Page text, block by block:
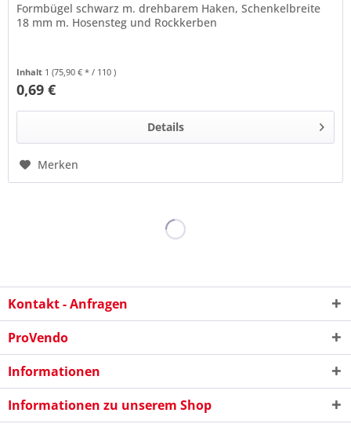
Formbügel schwarz m. drehbarem Haken, Schenkelbreite
18 mm m. Hosensteg und Rockkerben
Inhalt 1(75,90 € * / 110 )
0,69 €
Details
Merken
Kontakt - Anfragen
ProVendo
Informationen
Informationen zu unserem Shop